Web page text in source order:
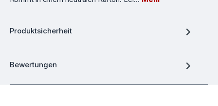
Produktsicherheit
Bewertungen